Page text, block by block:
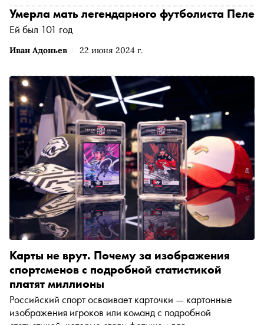
Иван Адоньев 22 июня 2024 г.
Умерла мать легендарного футболиста Пеле
Ей был 101 год
Карты не врут. Почему за изображения
спортсменов с подробной статистикой
платят миллионы
Российский спорт осваивает карточки — картонные
изображения игроков или команд с подробной